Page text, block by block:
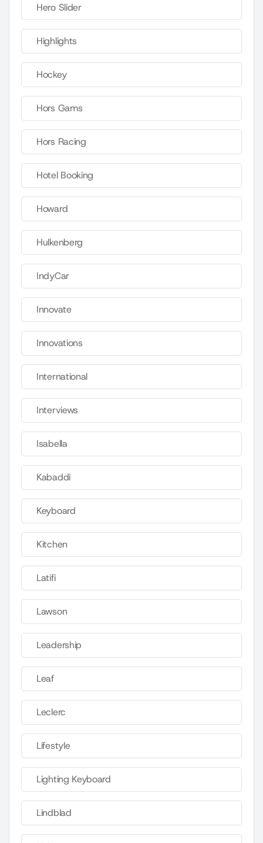
Hero Slider
Highlights
Hockey
Hors Gams
Hors Racing
Hotel Booking
Howard
Hulkenberg
IndyCar
Innovate
Innovations
International
Interviews
Isabella
Kabaddi
Keyboard
Kitchen
Latifi
Lawson
Leadership
Leaf
Leclerc
Lifestyle
Lighting Keyboard
Lindblad